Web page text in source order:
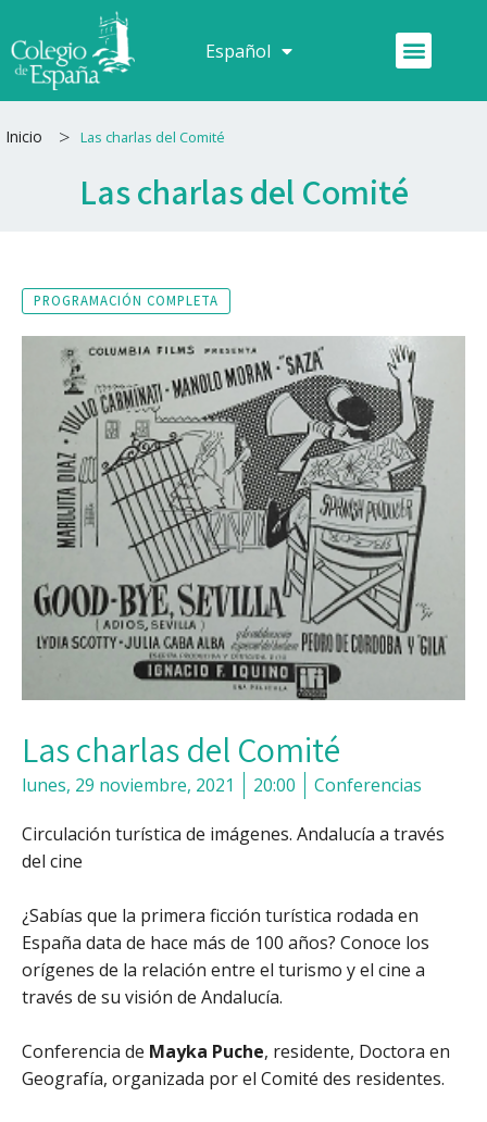
al
contenido
Español
Français Menú
Inicio > Las charlas del Comité
Las charlas del Comité
PROGRAMACIÓN COMPLETA
Las charlas del Comité
lunes, 29 noviembre, 2021 20:00 Conferencias
Circulación turística de imágenes. Andalucía a través
del cine
¿Sabías que la primera ficción turística rodada en
España data de hace más de 100 años? Conoce los
orígenes de la relación entre el turismo y el cine a
través de su visión de Andalucía.
Conferencia de Mayka Puche, residente, Doctora en
Geografía, organizada por el Comité des residentes.